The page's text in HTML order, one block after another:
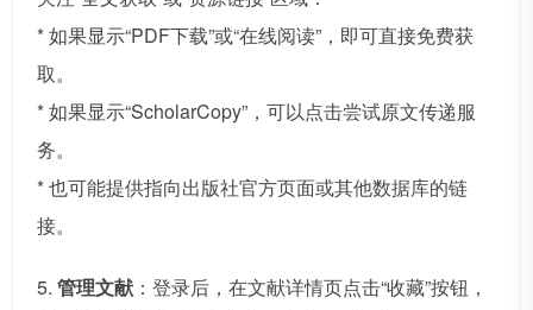
* 如果显示“PDF下载”或“在线阅读”，即可直接免费获
取。
* 如果显示“ScholarCopy”，可以点击尝试原文传递服
务。
* 也可能提供指向出版社官方页面或其他数据库的链
接。
5. 管理文献 ：登录后，在文献详情页点击“收藏”按钮，